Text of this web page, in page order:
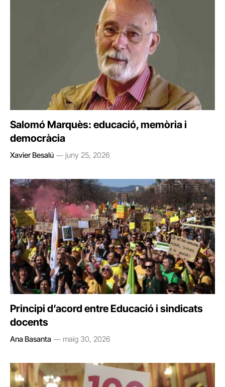
Salomó Marquès: educació, memòria i
democràcia
Xavier Besalú juny 25, 2026
Principi d’acord entre Educació i sindicats
docents
Ana Basanta maig 30, 2026